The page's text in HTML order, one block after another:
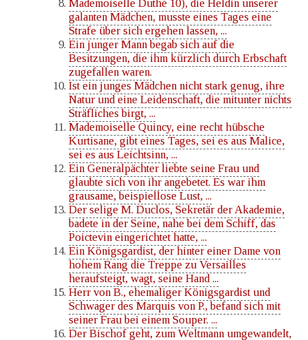
Mademoiselle Duthé 10), die Heldin unserer
galanten Mädchen, musste eines Tages eine
Strafe über sich ergehen lassen, ...
Ein junger Mann begab sich auf die
Besitzungen, die ihm kürzlich durch Erbschaft
zugefallen waren.
Ist ein junges Mädchen nicht stark genug, ihre
Natur und eine Leidenschaft, die mitunter nichts
Sträfliches birgt, ...
Mademoiselle Quincy, eine recht hübsche
Kurtisane, gibt eines Tages, sei es aus Malice,
sei es aus Leichtsinn, ...
Ein Generalpächter liebte seine Frau und
glaubte sich von ihr angebetet. Es war ihm
grausame, beispiellose Lust, ...
Der selige M. Duclos, Sekretär der Akademie,
badete in der Seine, nahe bei dem Schiff, das
Poictevin eingerichtet hatte, ...
Ein Königsgardist, der hinter einer Dame von
hohem Rang die Treppe zu Versailles
heraufsteigt, wagt, seine Hand ...
Herr von B., ehemaliger Königsgardist und
Schwager des Marquis von P., befand sich mit
seiner Frau bei einem Souper. ...
Der Bischof geht, zum Weltmann umgewandelt,